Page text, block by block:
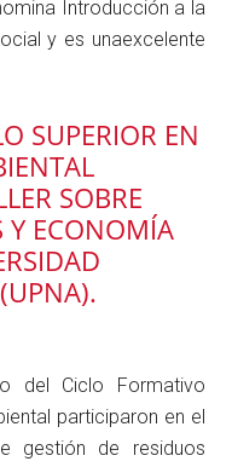
Introducción a la
y es unaexcelente
SUPERIOR EN
SOBRE
Y ECONOMÍA
del Ciclo Formativo
participaron en el
gestión de residuos